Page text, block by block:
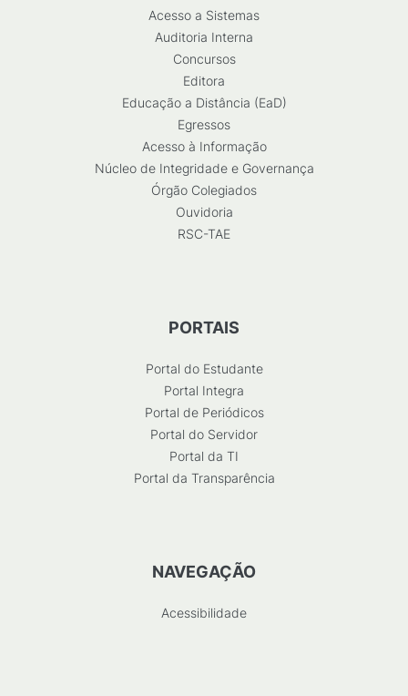
Acesso a Sistemas
Auditoria Interna
Concursos
Editora
Educação a Distância (EaD)
Egressos
Acesso à Informação
Núcleo de Integridade e Governança
Órgão Colegiados
Ouvidoria
RSC-TAE
PORTAIS
Portal do Estudante
Portal Integra
Portal de Periódicos
Portal do Servidor
Portal da TI
Portal da Transparência
NAVEGAÇÃO
Acessibilidade